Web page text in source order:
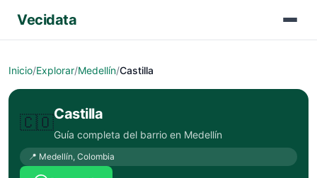
Vecidata
Inicio/Explorar/Medellín/Castilla
🇨🇴Castilla
Guía completa del barrio en Medellín
📍 Medellín, Colombia